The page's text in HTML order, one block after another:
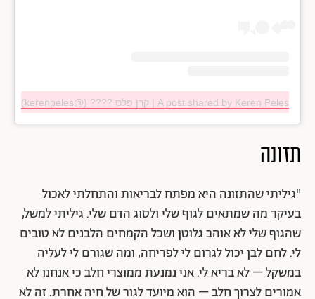
A post shared by Keren Peles | קרן פלס ????️ (@kerenpeles)
תזונה
"גיליתי שהתזונה היא מפתח לבריאות והתחלתי לאכול
בעיקר מה שמתאים לגוף שלי ולסוג הדם שלי. גיליתי למשל,
שהגוף שלי לא אוהב גלוטן ושכל הקמחים הלבנים לא טובים
לי. לחם לבן יכול לגרום לי לפריחה, ומה שגורם לי לעליה
במשקל – לא בריא לי. אני נמנעת ממוצרי חלב כי אנחנו לא
אמורים לצרוך חלב – הוא מיועד לגור של חיה אחרת. זה לא